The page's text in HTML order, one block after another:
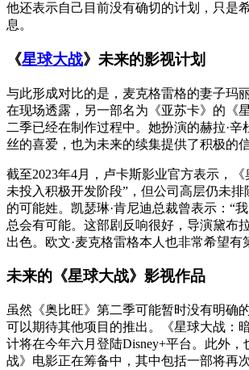
他还表示自己目前没有确切的计划，只是
息。
《星球大战》未来的影视计划
与此形成对比的是，麦克格雷格的妻子玛
在现场透露，另一部名为《亚苏卡》的《
二季已经在制作过程中。她扮演的赫拉·辛
丝的喜爱，也为未来的续集提供了积极的信
截至2023年4月，卢卡斯影业官方表示，《
未投入积极开发阶段”，但公司高层仍未
的可能姓。凯瑟琳·肯尼迪总裁曾表示：“
总会有可能。这部剧反响很好，导演黛布
出色。欧文·麦克格雷格本人也非常希望有
未来的《星球大战》影视作品
虽然《奥比旺》第二季可能暂时没有明确
可以期待其他项目的推出。《星球大战：
计将在今年六月登陆Disney+平台。此外，
战》电影正在筹备中，其中包括一部将再